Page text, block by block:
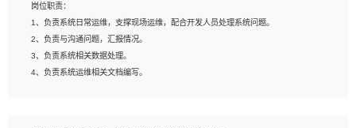
征，可独立提出完整的优化方案,并推动方案执行达成结果；熟练使用PPT、
WORD、EXCEL等办公软件；
3、深入理解公司各项AI产品和技术信息；具有较强的文档编写能力，能独立撰写
PPT、方案建议书等，面试时需携带个人制作的专业PPT文件进行展示。
岗位职责：
1、负责系统日常运维，支撑现场运维，配合开发人员处理系统问题。
2、负责与沟通问题，汇报情况。
3、负责系统相关数据处理。
4、负责系统运维相关文档编写。